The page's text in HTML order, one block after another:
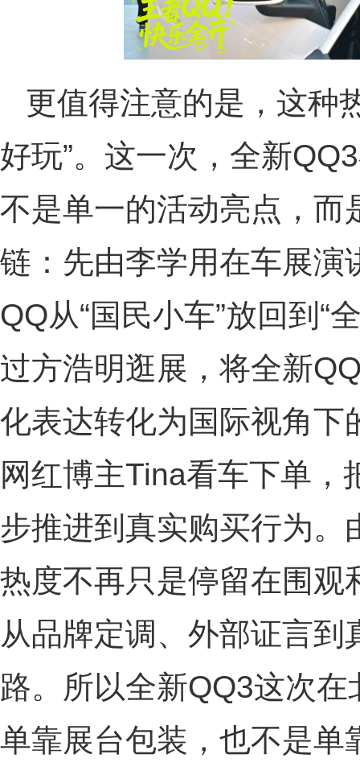
更值得注意的是，这种
好玩”。这一次，全新
不是单一的活动亮点，而
链：先由李学用在车展演
QQ从“国民小车”放回到“
过方浩明逛展，将全新
化表达转化为国际视角下
网红博主Tina看车下单
步推进到真实购买行为。
热度不再只是停留在围观
从品牌定调、外部证言
路。所以全新QQ3这次
单靠展台包装，也不是单